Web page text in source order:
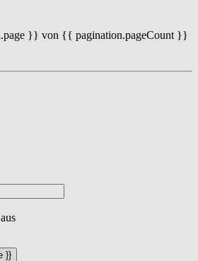
}} von {{ pagination.pageCount }}
}}